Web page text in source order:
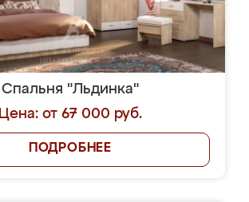
Спальня "Льдинка"
Цена: от 67 000 руб.
ПОДРОБНЕЕ